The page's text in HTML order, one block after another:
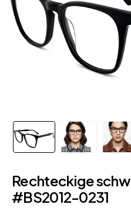
Rechteckige
#BS2012-0231